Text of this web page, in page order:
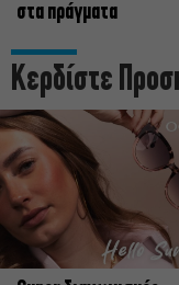
στα πράγματα
Κερδίστε